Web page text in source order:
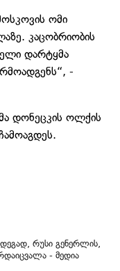
ომი
კაცობრიობის
დარტყმა
-
დონეცკის ოლქის
რუსი გენერლის,
- მედია